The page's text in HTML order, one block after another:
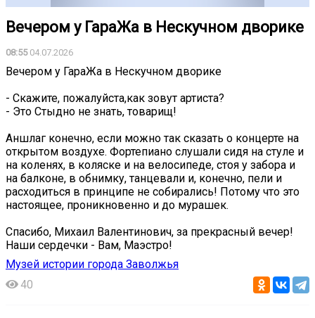
Вечером у ГараЖа в Нескучном дворике
08:5504.07.2026
Вечером у ГараЖа в Нескучном дворике
- Скажите, пожалуйста,как зовут артиста?
- Это Стыдно не знать, товарищ!
Аншлаг конечно, если можно так сказать о концерте на
открытом воздухе. Фортепиано слушали сидя на стуле и
на коленях, в коляске и на велосипеде, стоя у забора и
на балконе, в обнимку, танцевали и, конечно, пели и
расходиться в принципе не собирались! Потому что это
настоящее, проникновенно и до мурашек.
Спасибо, Михаил Валентинович, за прекрасный вечер!
Наши сердечки - Вам, Маэстро!
Музей истории города Заволжья
40